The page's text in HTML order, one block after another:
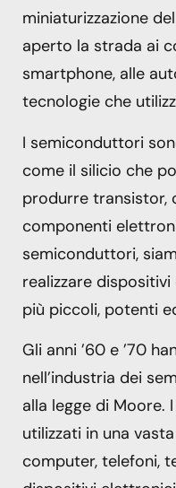
miniaturizzazione
aperto la strada ai
smartphone, alle
tecnologie che
I semiconduttori
come il silicio che
produrre transistor,
componenti
semiconduttori,
realizzare
più piccoli, potenti
Gli anni ’60 e ’70
nell’industria dei
alla legge di
utilizzati in una
computer, telefoni,